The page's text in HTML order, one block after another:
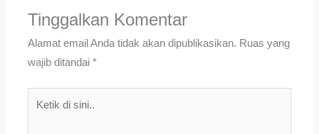
Tinggalkan Komentar
Alamat email Anda tidak akan dipublikasikan. Ruas yang
wajib ditandai*